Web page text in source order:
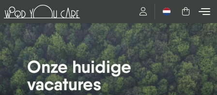
Nederlands
Onze huidige
vacatures